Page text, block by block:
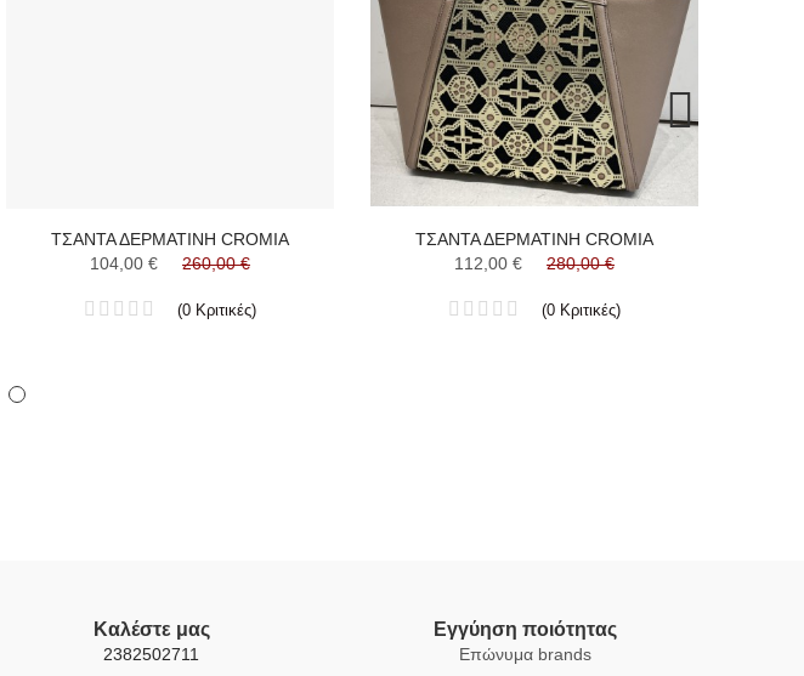
ΤΣΑΝΤΑ ΔΕΡΜΑΤΙΝΗ CROMIA
104,00 €
260,00 €
(0 Κριτικές)
ΤΣΑΝΤΑ ΔΕΡΜΑΤΙΝΗ CROMIA
112,00 €
280,00 €
(0 Κριτικές)
Καλέστε μας
2382502711
Εγγύηση ποιότητας
Επώνυμα brands